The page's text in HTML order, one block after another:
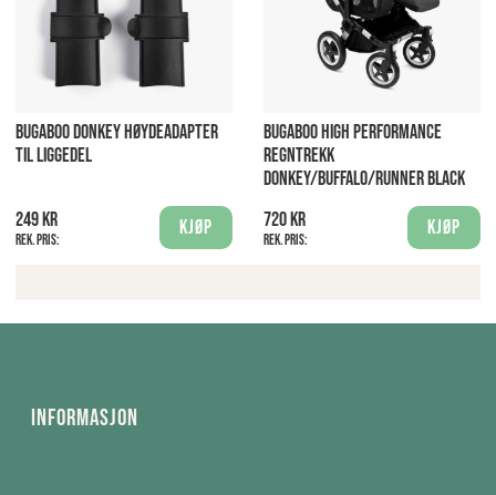
BUGABOO DONKEY HØYDEADAPTER
TIL LIGGEDEL
249 kr
Rek. pris:
Kjøp
BUGABOO HIGH PERFORMANCE
REGNTREKK
DONKEY/BUFFALO/RUNNER BLACK
720 kr
Rek. pris:
Kjøp
Informasjon